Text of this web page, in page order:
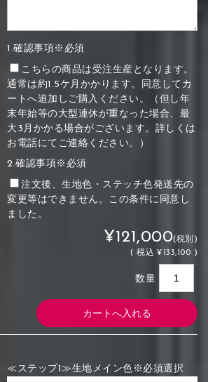
1.確認事項※必須
こちらの商品は受注生産となります。
通常は約1.5ケ月かかります。同意してカ
ートへ追加しご購入ください。（但し年
末年始等の大型連休が重なった場合、最
大3月かかる場合がございます。詳しくは
お電話にてご連絡ください。）
2.確認事項※必須
注文後、生地色・ステッチ色発送先の
変更等はできません。この条件に同意し
ました。
¥121,000(税別)
(税込 ¥133,100 )
数量
≪ステップ1≫生地メイン色※必須選択